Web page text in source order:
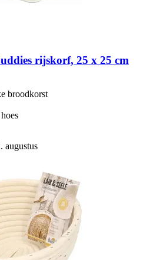
rijskorf, 25 x 25 cm
broodkorst
augustus